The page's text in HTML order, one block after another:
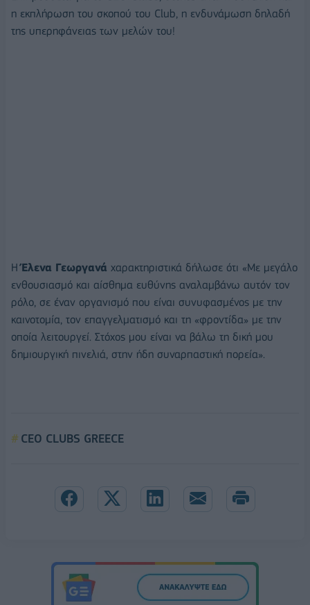
η εκπλήρωση του σκοπού του Club, η ενδυνάμωση δηλαδή
της υπερηφάνειας των μελών του!
ΗΈλενα Γεωργανά χαρακτηριστικά δήλωσε ότι «Με μεγάλο
ενθουσιασμό και αίσθημα ευθύνης αναλαμβάνω αυτόν τον
ρόλο, σε έναν οργανισμό που είναι συνυφασμένος με την
καινοτομία, τον επαγγελματισμό και τη «φροντίδα» με την
οποία λειτουργεί. Στόχος μου είναι να βάλω τη δική μου
δημιουργική πινελιά, στην ήδη συναρπαστική πορεία».
CEO CLUBS GREECE